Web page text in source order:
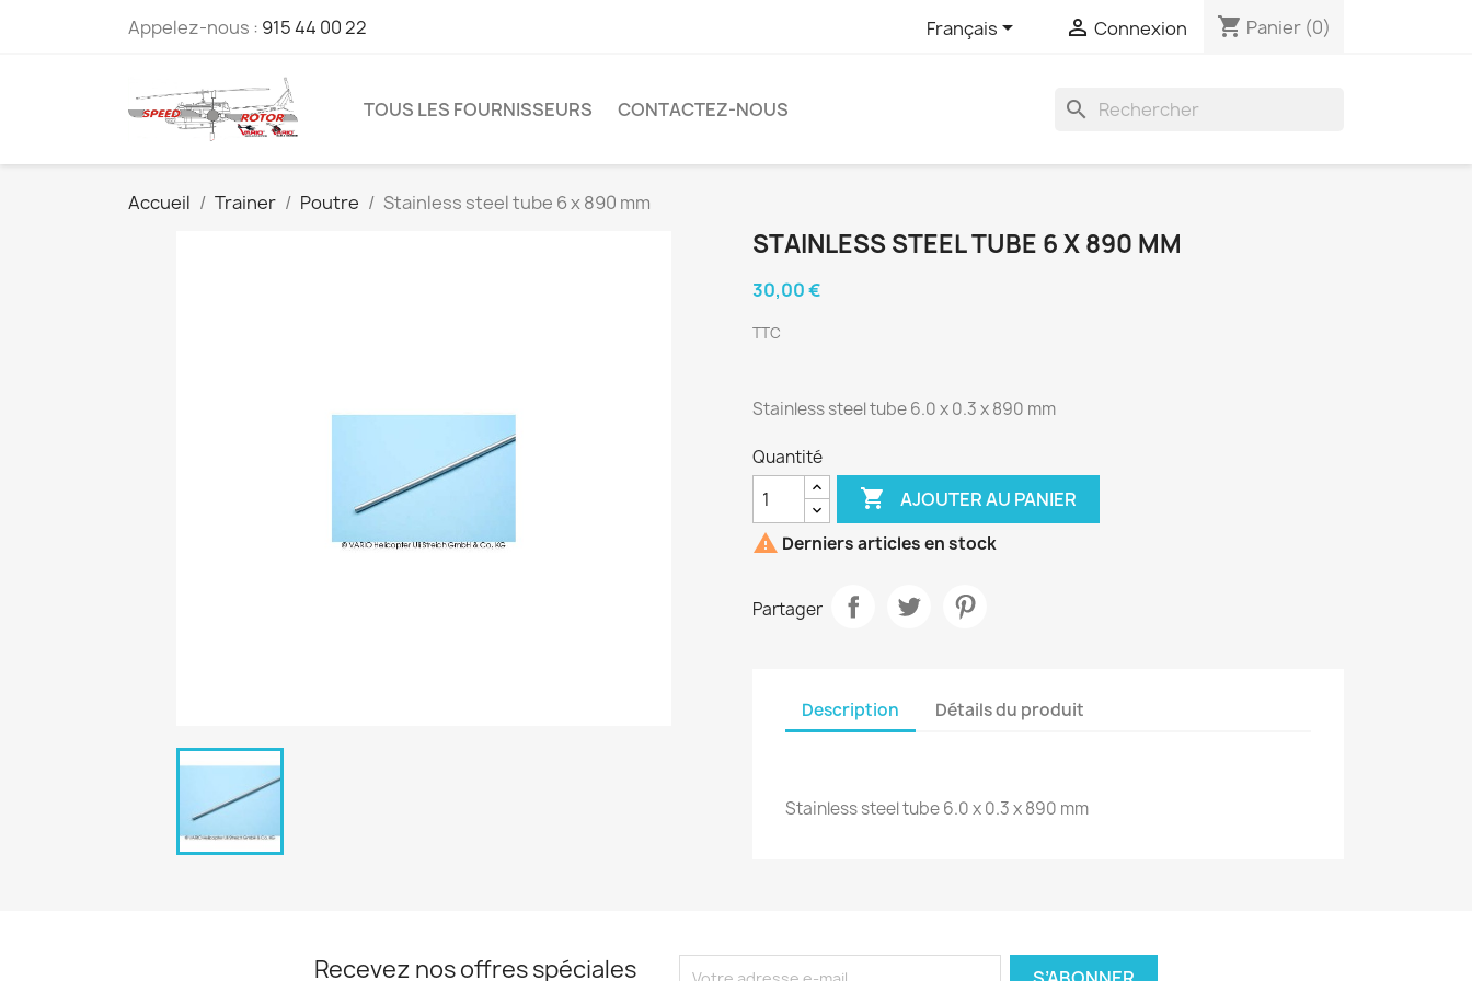
Appelez-nous : 915 44 00 22 Français  Connexion shopping_cart Panier (0)
TOUS LES FOURNISSEURS CONTACTEZ-NOUS search
Accueil Trainer Poutre Stainless steel tube 6 x 890 mm
STAINLESS STEEL TUBE 6 X 890 MM
30,00 €
TTC
Stainless steel tube 6.0 x 0.3 x 890 mm
Quantité
 AJOUTER AU PANIER
 Derniers articles en stock
Partager
Description Détails du produit
Stainless steel tube 6.0 x 0.3 x 890 mm
Recevez nos offres spéciales